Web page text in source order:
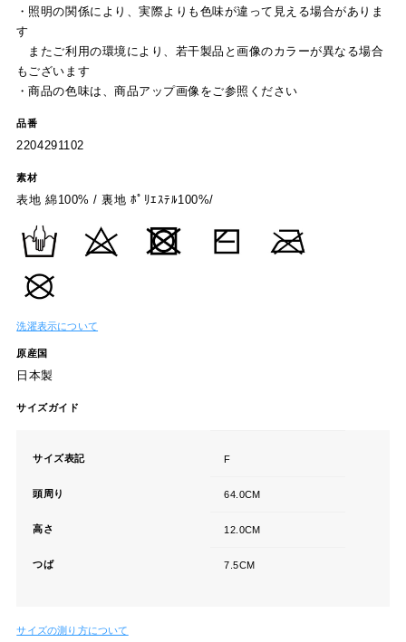
・照明の関係により、実際よりも色味が違って見える場合がありま
す
またご利用の環境により、若干製品と画像のカラーが異なる場合
もございます
・商品の色味は、商品アップ画像をご参照ください
品番
2204291102
素材
表地 綿100% / 裏地 ﾎﾟﾘｴｽﾃﾙ100%/
洗濯表示について
原産国
日本製
サイズガイド
サイズ表記 F
頭周り 64.0CM
高さ 12.0CM
つば 7.5CM
サイズの測り方について